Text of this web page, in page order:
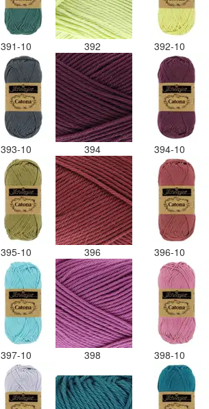
391-10 392 392-10
393-10 394 394-10
395-10 396 396-10
397-10 398 398-10